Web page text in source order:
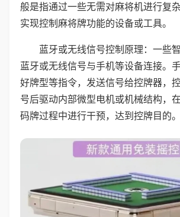
般是指通过一些无需对麻将机进行复
实现控制麻将牌功能的设备或工具。
蓝牙或无线信号控制原理：一些
蓝牙或无线信号与手机等设备连接。
好牌型等指令，发送信号给控牌器，
号后驱动内部微型电机或机械结构，
码牌过程中进行干预，达到控牌目的。